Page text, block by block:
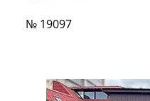
№ 19097